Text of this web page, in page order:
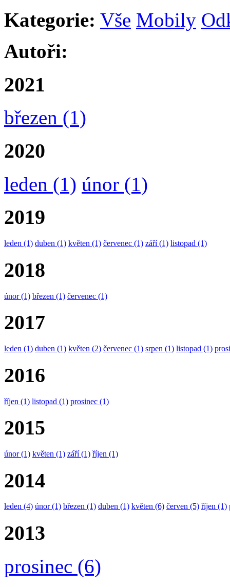
Kategorie: Vše Mobily
Autoři:
2021
březen (1)
2020
leden (1) únor (1)
2019
leden (1) duben (1) květen (1) červenec (1) září(1) listopad (1)
2018
únor(1) březen (1) červenec (1)
2017
leden (1) duben (1) květen (2) červenec (1) srpen (1) listopad (1)
2016
říjen (1) listopad (1) prosinec (1)
2015
únor(1) květen (1) září(1) říjen (1)
2014
leden (4) únor(1) březen (1) duben (1) květen (6) červen (5) říjen (1)
2013
prosinec (6)